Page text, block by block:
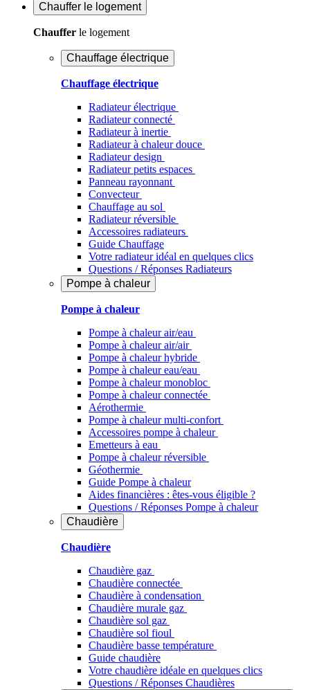
Chauffer le logement
Chauffer le logement
Chauffage électrique
Chauffage électrique
Radiateur électrique
Radiateur connecté
Radiateur à inertie
Radiateur à chaleur douce
Radiateur design
Radiateur petits espaces
Panneau rayonnant
Convecteur
Chauffage au sol
Radiateur réversible
Accessoires radiateurs
Guide Chauffage
Votre radiateur idéal en quelques clics
Questions / Réponses Radiateurs
Pompe à chaleur
Pompe à chaleur
Pompe à chaleur air/eau
Pompe à chaleur air/air
Pompe à chaleur hybride
Pompe à chaleur​ eau/eau
Pompe à chaleur monobloc
Pompe à chaleur connectée
Aérothermie
Pompe à chaleur multi-confort
Accessoires pompe à chaleur
Emetteurs à eau
Pompe à chaleur réversible
Géothermie
Guide Pompe à chaleur
Aides financières : êtes-vous éligible ?
Questions / Réponses Pompe à chaleur
Chaudière
Chaudière
Chaudière gaz
Chaudière connectée
Chaudière à condensation
Chaudière murale gaz
Chaudière sol gaz
Chaudière sol fioul
Chaudière basse température
Guide chaudière
Votre chaudière idéale en quelques clics
Questions / Réponses Chaudières